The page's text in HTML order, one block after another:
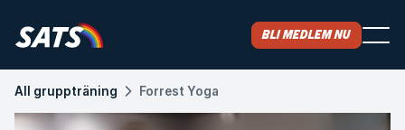
Bli medlem nu
All gruppträning Forrest Yoga